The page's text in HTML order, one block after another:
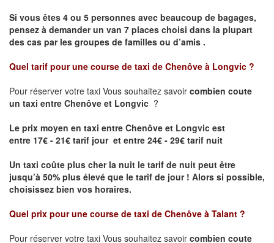
Si vous êtes 4 ou 5 personnes avec beaucoup de bagages,
pensez à demander un van 7 places choisi dans la plupart
des cas par les groupes de familles ou d’amis .
Quel tarif pour une course de taxi de Chenôve à Longvic ?
Pour réserver votre taxi Vous souhaitez savoir combien coute
un taxi entre Chenôve et Longvic ?
Le prix moyen en taxi entre Chenôve et Longvic est
entre 17€ - 21€ tarif jour et entre 24€ - 29€ tarif nuit
Un taxi coûte plus cher la nuit le tarif de nuit peut être
jusqu’à 50% plus élevé que le tarif de jour ! Alors si possible,
choisissez bien vos horaires.
Quel prix pour une course de taxi de Chenôve à Talant ?
Pour réserver votre taxi Vous souhaitez savoir combien coute